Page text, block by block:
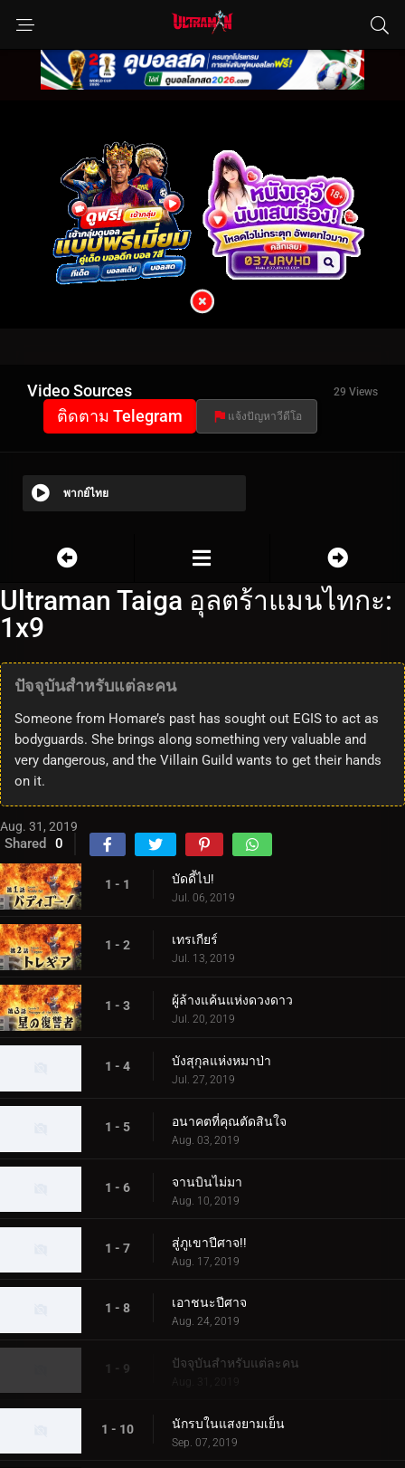
Video Sources 29 Views
ติดตาม Telegram แจ้งปัญหาวีดีโอ
พากย์ไทย
Ultraman Taiga อุลตร้าแมนไทกะ:
1x9
ปัจจุบันสำหรับแต่ละคน
Someone from Homare’s past has sought out EGIS to act as
bodyguards. She brings along something very valuable and
very dangerous, and the Villain Guild wants to get their hands
on it.
Aug. 31, 2019
Shared 0
1 - 1 บัดดี้ไป!
Jul. 06, 2019
1 - 2 เทรเกียร์
Jul. 13, 2019
1 - 3 ผู้ล้างแค้นแห่งดวงดาว
Jul. 20, 2019
1 - 4 บังสุกุลแห่งหมาป่า
Jul. 27, 2019
1 - 5 อนาคตที่คุณตัดสินใจ
Aug. 03, 2019
1 - 6 จานบินไม่มา
Aug. 10, 2019
1 - 7 สู่ภูเขาปีศาจ!!
Aug. 17, 2019
1 - 8 เอาชนะปีศาจ
Aug. 24, 2019
1 - 9 ปัจจุบันสำหรับแต่ละคน
Aug. 31, 2019
1 - 10 นักรบในแสงยามเย็น
Sep. 07, 2019